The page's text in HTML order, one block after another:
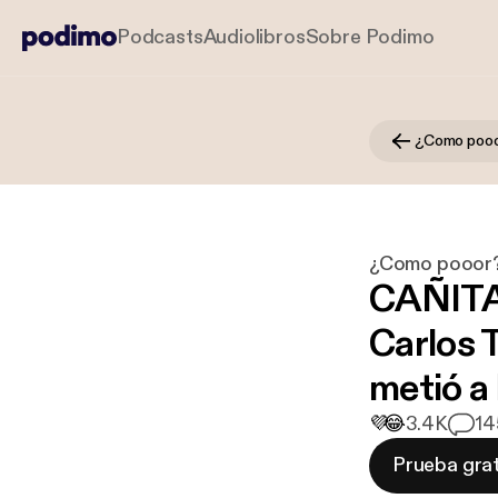
PodcastsAudiolibrosSobre Podimo
¿Como
¿Como
Carlos
metió a
💜😂3.4K 14
Prueba